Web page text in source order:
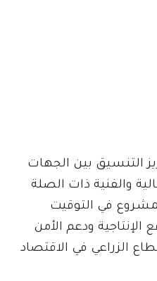
التنسيق بين الجهات
والفنية ذات الصلة
في التوقيت
ودعم الأمن
الزراعي في الاقتصاد